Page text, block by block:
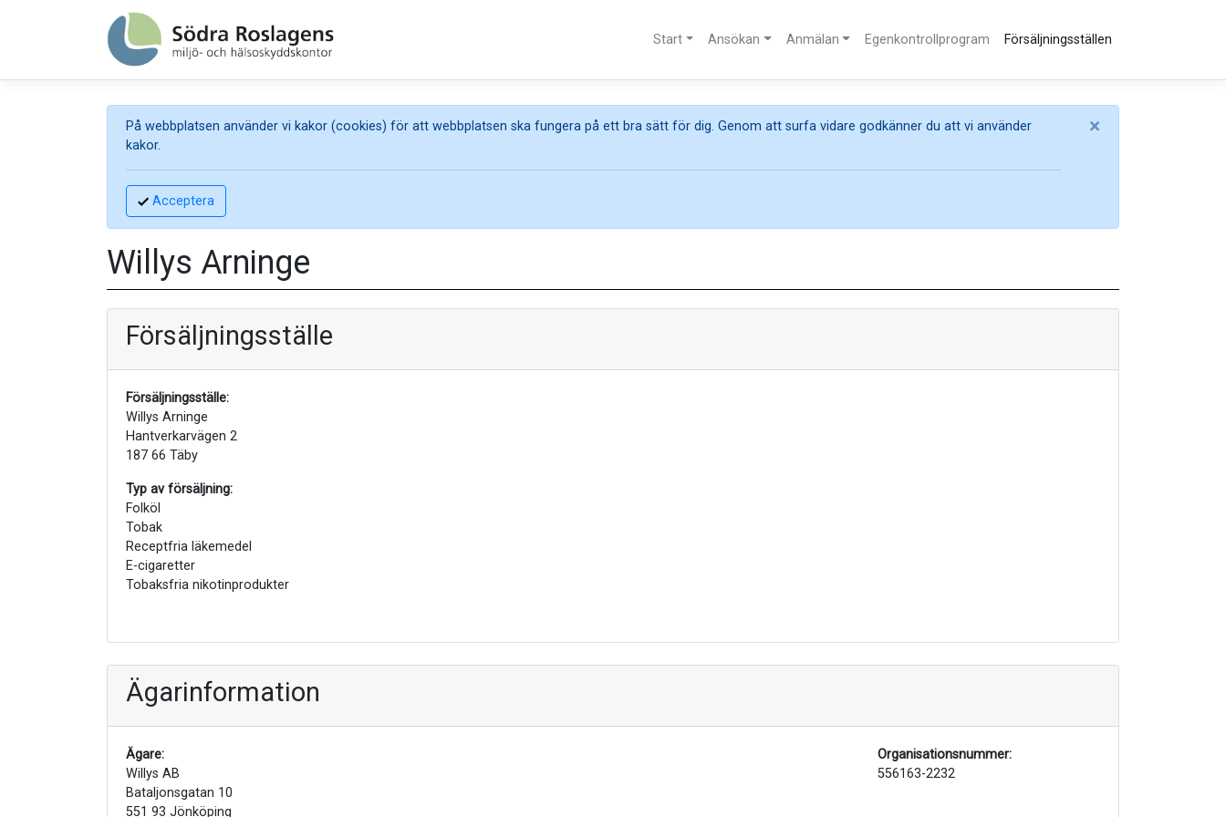
Start Ansökan Anmälan Egenkontrollprogram Försäljningsställen
På webbplatsen använder vi kakor (cookies) för att webbplatsen ska fungera på ett bra sätt för dig. Genom att surfa vidare godkänner du att vi använder
kakor.
Acceptera
×
Willys Arninge
Försäljningsställe
Försäljningsställe:
Willys Arninge
Hantverkarvägen 2
187 66 Täby
Typ av försäljning:
Folköl
Tobak
Receptfria läkemedel
E-cigaretter
Tobaksfria nikotinprodukter
Ägarinformation
Ägare:
Willys AB
Bataljonsgatan 10
551 93 Jönköping
Organisationsnummer:
556163-2232